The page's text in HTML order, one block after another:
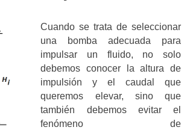
Cuando se trata de seleccionar
una bomba adecuada para
impulsar un fluido, no solo
debemos conocer la altura de
impulsión y el caudal que
queremos elevar, sino que
también debemos evitar el
fenómeno de